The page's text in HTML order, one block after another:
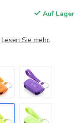
Auf Lager
Lesen Sie mehr.